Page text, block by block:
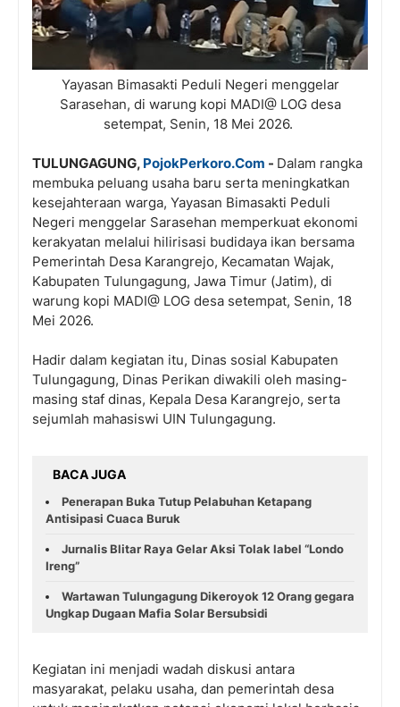
Yayasan Bimasakti Peduli Negeri menggelar
Sarasehan, di warung kopi MADI@ LOG desa
setempat, Senin, 18 Mei 2026.
TULUNGAGUNG, PojokPerkoro.Com - Dalam rangka
membuka peluang usaha baru serta meningkatkan
kesejahteraan warga, Yayasan Bimasakti Peduli
Negeri menggelar Sarasehan memperkuat ekonomi
kerakyatan melalui hilirisasi budidaya ikan bersama
Pemerintah Desa Karangrejo, Kecamatan Wajak,
Kabupaten Tulungagung, Jawa Timur (Jatim), di
warung kopi MADI@ LOG desa setempat, Senin, 18
Mei 2026.
Hadir dalam kegiatan itu, Dinas sosial Kabupaten
Tulungagung, Dinas Perikan diwakili oleh masing-
masing staf dinas, Kepala Desa Karangrejo, serta
sejumlah mahasiswi UIN Tulungagung.
BACA JUGA
Penerapan Buka Tutup Pelabuhan Ketapang
Antisipasi Cuaca Buruk
Jurnalis Blitar Raya Gelar Aksi Tolak label “Londo
Ireng”
Wartawan Tulungagung Dikeroyok 12 Orang gegara
Ungkap Dugaan Mafia Solar Bersubsidi
Kegiatan ini menjadi wadah diskusi antara
masyarakat, pelaku usaha, dan pemerintah desa